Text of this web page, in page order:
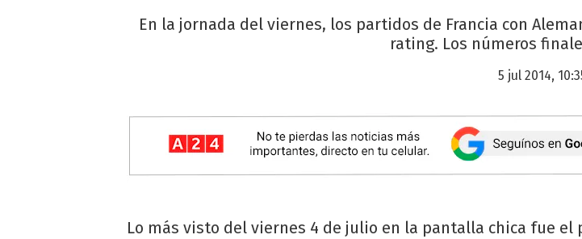
En la jornada del viernes, los partidos de Francia con
rating. Los números
5 jul 2014,
Lo más visto del viernes 4 de julio en la pantalla chica fue el